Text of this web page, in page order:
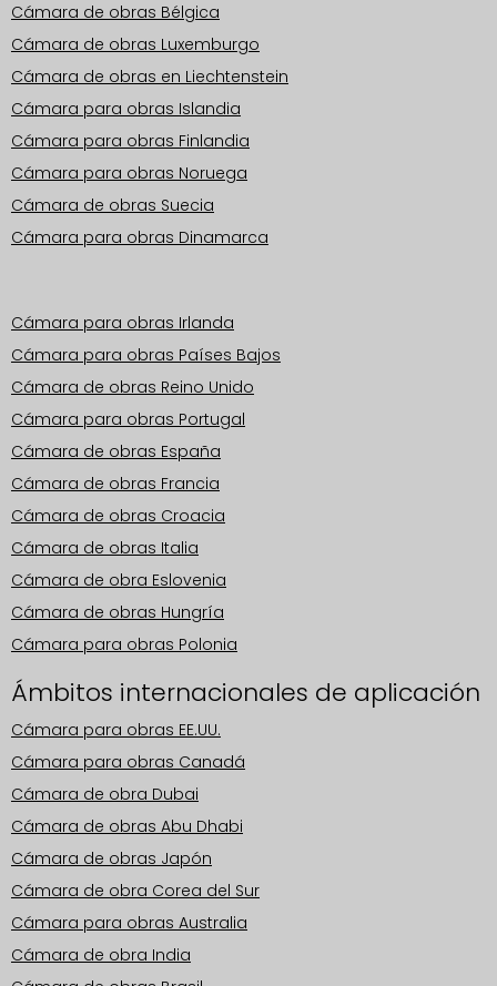
Cámara de obras Bélgica
Cámara de obras Luxemburgo
Cámara de obras en Liechtenstein
Cámara para obras Islandia
Cámara para obras Finlandia
Cámara para obras Noruega
Cámara de obras Suecia
Cámara para obras Dinamarca
Cámara para obras Irlanda
Cámara para obras Países Bajos
Cámara de obras Reino Unido
Cámara para obras Portugal
Cámara de obras España
Cámara de obras Francia
Cámara de obras Croacia
Cámara de obras Italia
Cámara de obra Eslovenia
Cámara de obras Hungría
Cámara para obras Polonia
Ámbitos internacionales de aplicación
Cámara para obras EE.UU.
Cámara para obras Canadá
Cámara de obra Dubai
Cámara de obras Abu Dhabi
Cámara de obras Japón
Cámara de obra Corea del Sur
Cámara para obras Australia
Cámara de obra India